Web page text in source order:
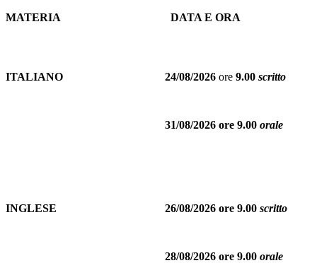
MATERIA DATA E ORA
ITALIANO 24/08/2026 ore 9.00 scritto
31/08/2026 ore 9.00 orale
INGLESE 26/08/2026 ore 9.00 scritto
28/08/2026 ore 9.00 orale